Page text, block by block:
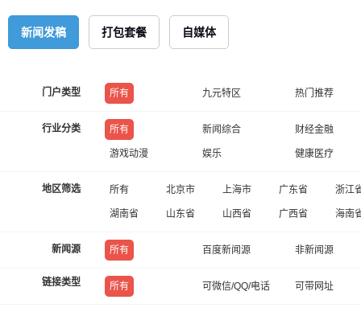
新闻发稿 打包套餐 自媒体
门户类型 所有 九元特区 热门推荐
行业分类 所有 新闻综合 财经金融
游戏动漫 娱乐 健康医疗
地区筛选 所有 北京市 上海市 广东省 浙江
湖南省 山东省 山西省 广西省 海南
新闻源 所有 百度新闻源 非新闻源
链接类型 所有 可微信/QQ/电话 可带网址